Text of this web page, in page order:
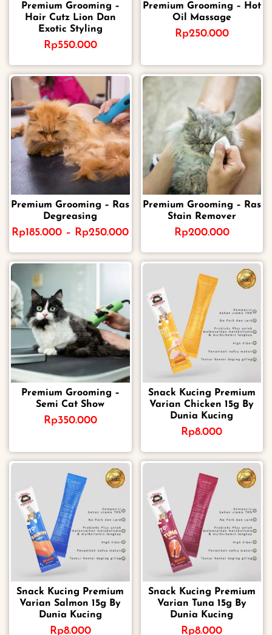
Premium Grooming –
Hair Cutz Lion Dan
Exotic Styling
Rp550.000
Premium Grooming – Hot
Oil Massage
Rp250.000
Premium Grooming – Ras
Degreasing
Rp185.000 – Rp250.000
Premium Grooming – Ras
Stain Remover
Rp200.000
Premium Grooming –
Semi Cat Show
Rp350.000
Snack Kucing Premium
Varian Chicken 15g By
Dunia Kucing
Rp8.000
Snack Kucing Premium
Varian Salmon 15g By
Dunia Kucing
Rp8.000
Snack Kucing Premium
Varian Tuna 15g By
Dunia Kucing
Rp8.000